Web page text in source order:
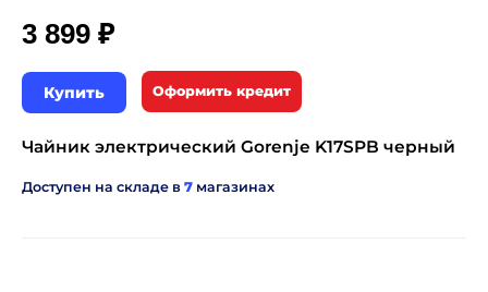
3 899 ₽
Купить Оформить кредит
Чайник электрический Gorenje K17SPB черный
Доступен на складе в 7 магазинах